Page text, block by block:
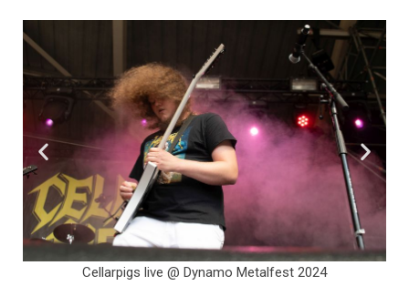
Cellarpigs live @ Dynamo Metalfest 2024